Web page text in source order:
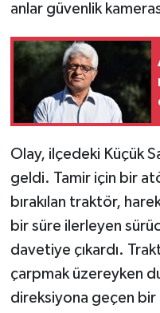
anlar güvenlik
Olay, ilçedeki Küçük
geldi. Tamir için bir
bırakılan traktör,
bir süre ilerleyen
davetiye çıkardı.
çarpmak üzereyken
direksiyona geçen bir